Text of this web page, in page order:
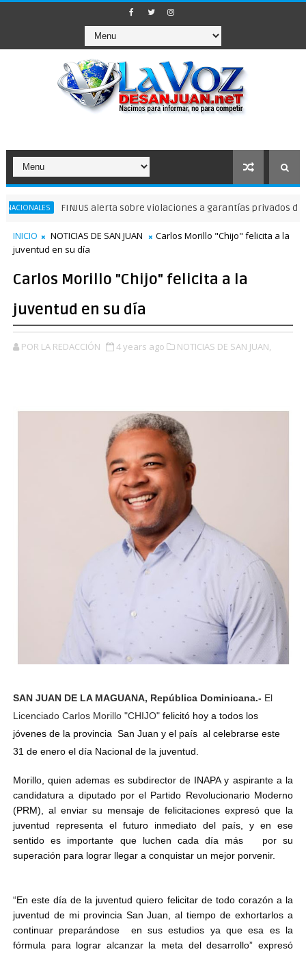
FINJUS alerta sobre violaciones a garantías privados delibertad
INICIO NOTICIAS DE SAN JUAN
Carlos Morillo "Chijo" felicita a la
juventud en su día
Carlos Morillo "Chijo" felicita a la
juventud en su día
POR LA REDACCIÓN 4 years ago NOTICIAS DE SAN JUAN,
SAN JUAN DE LA MAGUANA, República Dominicana.- El
Licenciado Carlos Morillo "CHIJO" felicitó hoy a todos los
jóvenes de la provincia San Juan y el país al celebrarse este
31 de enero el día Nacional de la juventud.
Morillo, quien ademas es subdirector de INAPA y aspirante a la
candidatura a diputado por el Partido Revolucionario Moderno
(PRM), al enviar su mensaje de felicitaciones expresó que la
juventud representa el futuro inmediato del país, y en ese
sentido es importante que luchen cada día más por su
superación para lograr llegar a conquistar un mejor porvenir.
“En este día de la juventud quiero felicitar de todo corazón a la
juventud de mi provincia San Juan, al tiempo de exhortarlos a
continuar preparándose en sus estudios ya que esa es la
fórmula para lograr alcanzar la meta del desarrollo” expresó